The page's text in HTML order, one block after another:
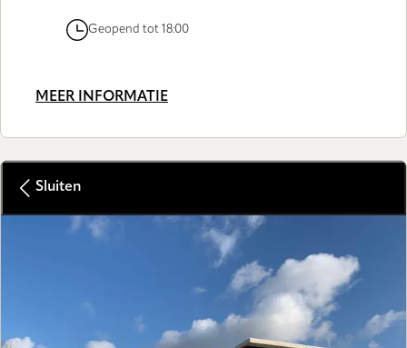
Geopend tot 18:00
MEER INFORMATIE
Sluiten